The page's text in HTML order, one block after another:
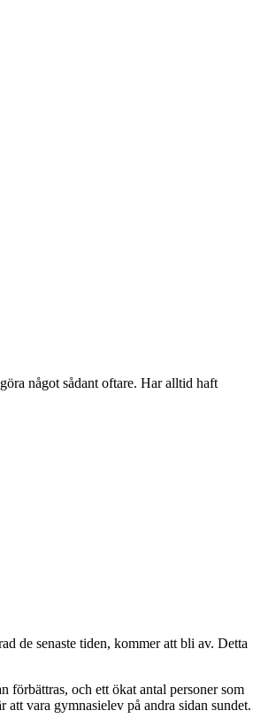
något sådant oftare. Har alltid haft
de senaste tiden, kommer att bli av. Detta
förbättras, och ett ökat antal personer som
vara gymnasielev på andra sidan sundet.